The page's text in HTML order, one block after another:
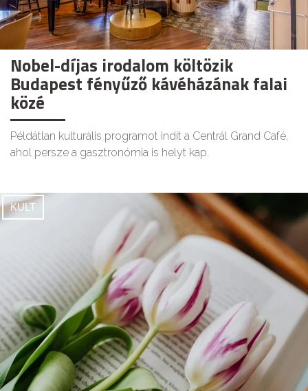
Nobel-díjas irodalom költözik
Budapest fényűző kávéházának falai
közé
Példátlan kulturális programot indít a Centrál Grand Café,
ahol persze a gasztronómia is helyt kap.
KULT